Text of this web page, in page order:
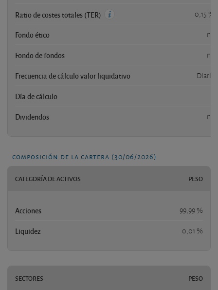
Ratio de costes totales (TER) 0,15 %
Fondo ético no
Fondo de fondos no
Frecuencia de cálculo valor liquidativo Diaria
Día de cálculo
Dividendos no
composición de la cartera (30/06/2026)
CATEGORÍA DE ACTIVOS PESO
Acciones 99,99 %
Liquidez 0,01 %
SECTORES PESO